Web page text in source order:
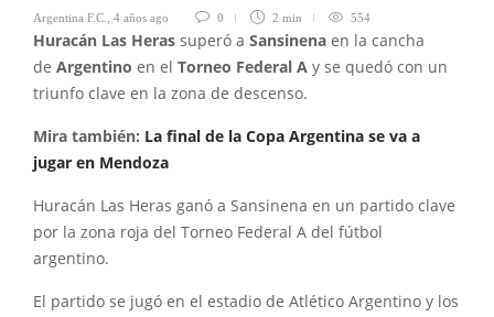
Argentina F.C. 4 años ago 0 2 min 554
Huracán Las Heras superó a Sansinena en la cancha
de Argentino en el Torneo Federal A y se quedó con un
triunfo clave en la zona de descenso.
Mira también: La final de la Copa Argentina se va a
jugar en Mendoza
Huracán Las Heras ganó a Sansinena en un partido clave
por la zona roja del Torneo Federal A del fútbol
argentino.
El partido se jugó en el estadio de Atlético Argentino y los